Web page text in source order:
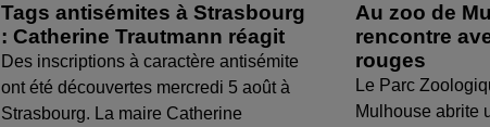
Tags antisémites à Strasbourg
: Catherine Trautmann réagit
Des inscriptions à caractère antisémite
ont été découvertes mercredi 5 août à
Strasbourg. La maire Catherine
Au zoo de
rencontre
rouges
Le Parc
Mulhouse abrite